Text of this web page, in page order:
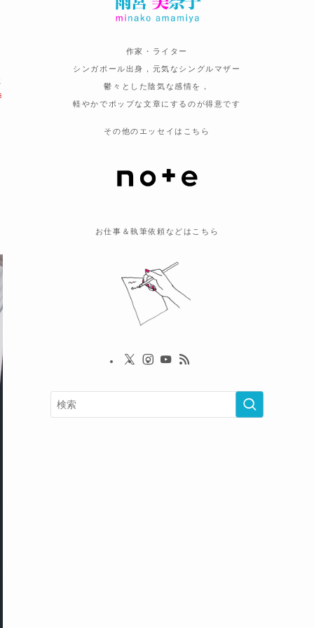
作家・ライター
シンガポール出身，元気なシングルマザー
鬱々とした陰気な感情を，
軽やかでポップな文章にするのが得意です
その他のエッセイはこちら
お仕事＆執筆依頼などはこちら